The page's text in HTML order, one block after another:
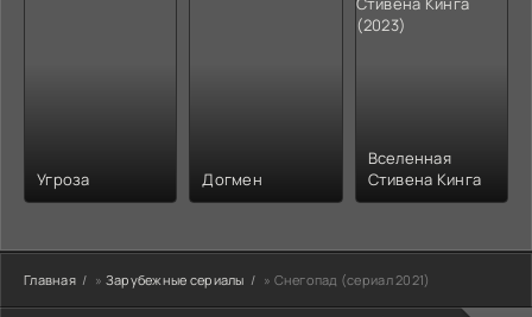
Угроза Догмен
Вселенная
Стивена Кинга
Главная » Зарубежные сериалы » Снегопад (сериал 2021)